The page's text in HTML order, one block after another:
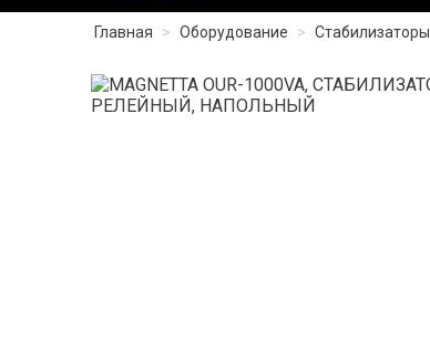
Главная > Оборудование > Стабилизаторы